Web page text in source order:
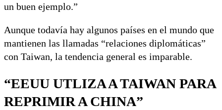
un buen ejemplo.”
Aunque todavía hay algunos países en el mundo que
mantienen las llamadas “relaciones diplomáticas”
con Taiwan, la tendencia general es imparable.
“EEUU UTLIZA A TAIWAN PARA
REPRIMIR A CHINA”